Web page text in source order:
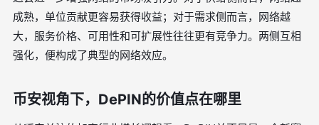
成熟，单位贡献更容易获得收益；对于需求侧而言，网络越
大，服务价格、可用性和可扩展性往往更有竞争力。两侧互相
强化，便构成了典型的网络效应。
币安视角下，DePIN的价值点在哪里